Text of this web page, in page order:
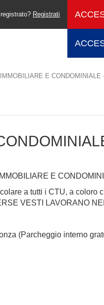
Registrati
E
E
a tutti i CTU, a
VESTI LAVORANO
(Parcheggio interno